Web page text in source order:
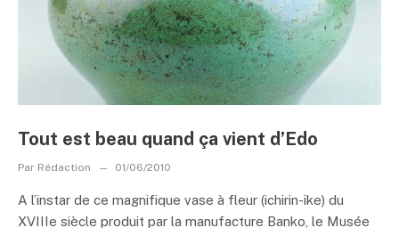
Tout est beau quand ça vient d’Edo
Par Rédaction 01/06/2010
A l’instar de ce magnifique vase à fleur (ichirin-ike) du
XVIIIe siècle produit par la manufacture Banko, le Musée